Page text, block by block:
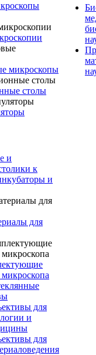
микроскопы
столы
и
к
и
для
микроскопа
для
и
для